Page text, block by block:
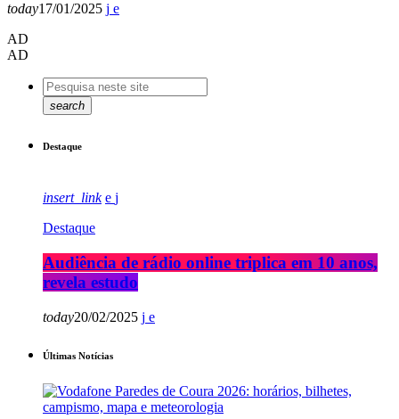
today17/01/2025
AD
AD
search
Destaque
insert_link
Destaque
Audiência de rádio online triplica em 10 anos,
revela estudo
today20/02/2025
Últimas Notícias